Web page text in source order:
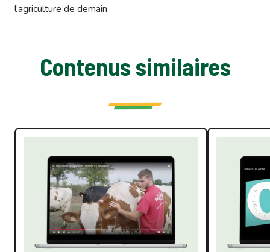
l’agriculture de demain.
Contenus similaires